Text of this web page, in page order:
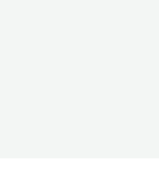
Bitte beachte:
min vor Filmbeginn
Melde dich an, um
Nur sofern du die